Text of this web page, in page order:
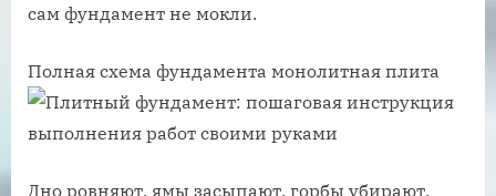
сам фундамент не мокли.
Полная схема фундамента монолитная плита
Дно ровняют, ямы засыпают, горбы убирают,